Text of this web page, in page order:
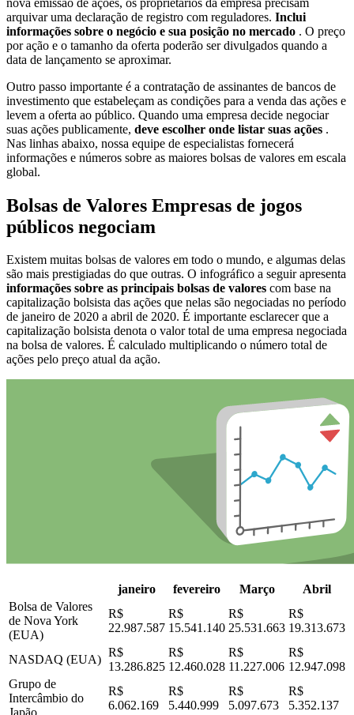
arquivar uma declaração de registro com reguladores. Inclui
informações sobre o negócio e sua posição no mercado . O preço
por ação e o tamanho da oferta poderão ser divulgados quando a
data de lançamento se aproximar.
Outro passo importante é a contratação de assinantes de bancos de
investimento que estabeleçam as condições para a venda das ações e
levem a oferta ao público. Quando uma empresa decide negociar
suas ações publicamente, deve escolher onde listar suas ações .
Nas linhas abaixo, nossa equipe de especialistas fornecerá
informações e números sobre as maiores bolsas de valores em escala
global.
Bolsas de Valores Empresas de jogos
públicos negociam
Existem muitas bolsas de valores em todo o mundo, e algumas delas
são mais prestigiadas do que outras. O infográfico a seguir apresenta
informações sobre as principais bolsas de valores com base na
capitalização bolsista das ações que nelas são negociadas no período
de janeiro de 2020 a abril de 2020. É importante esclarecer que a
capitalização bolsista denota o valor total de uma empresa negociada
na bolsa de valores. É calculado multiplicando o número total de
ações pelo preço atual da ação.
janeiro fevereiro Março
Abril
Bolsa de Valores
de Nova York
(EUA)
R$
22.987.587
R$
15.541.140
R$
25.531.663
R$
19.313.673
NASDAQ (EUA)
R$
13.286.825
R$
12.460.028
R$
11.227.006
R$
12.947.098
Grupo de
Intercâmbio do
Japão
R$
6.062.169
R$
5.440.999
R$
5.097.673
R$
5.352.137